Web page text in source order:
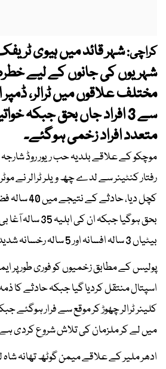
کراچی:شہر قائد میں ہیوی
شہریوں کی جانوں کے لیے
مختلف علاقوں میں ٹرالر، ڈمپر
سے 3 افراد جاں بحق جبکہ
متعدد افراد زخمی ہوگئے۔
موچکو کے علاقے بلدیہ حب ریور روڈ
رفتار کنٹینر سے لدے چھ ویلر ٹرالر نے
کچل دیا،
بحق ہوگیا جبکہ ان
بیٹیاں 3 سالہ افسانہ اور 5 سالہ رخسانہ شدید زخمی ہوگئیں۔
پولیس کے مطابق زخمیوں کو فوری طور پر
اسپتال منتقل کردیا گیا جبکہ حادثے کا ذمہ
کلینر ٹرالر چھوڑ کر موقع سے فرار ہوگئے
میں لے کر ملزمان کی تلاش شروع کردی
ادھر ملیر کے علاقے میمن گوٹھ تھانہ